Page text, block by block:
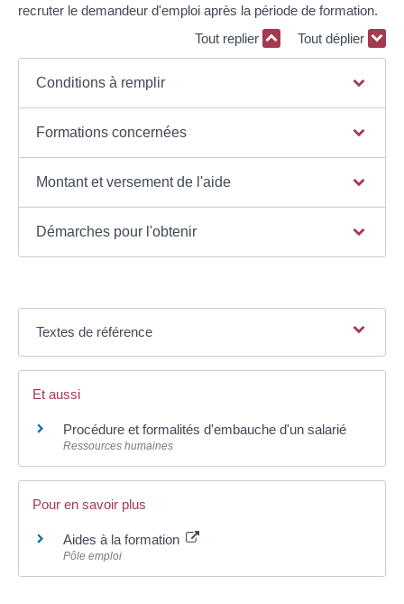
recruter le demandeur d'emploi après la période de formation.
Tout replier
Tout déplier
Conditions à remplir
Formations concernées
Montant et versement de l'aide
Démarches pour l'obtenir
Textes de référence
Et aussi
Procédure et formalités d'embauche d'un salarié
Ressources humaines
Pour en savoir plus
Aides à la formation
Pôle emploi